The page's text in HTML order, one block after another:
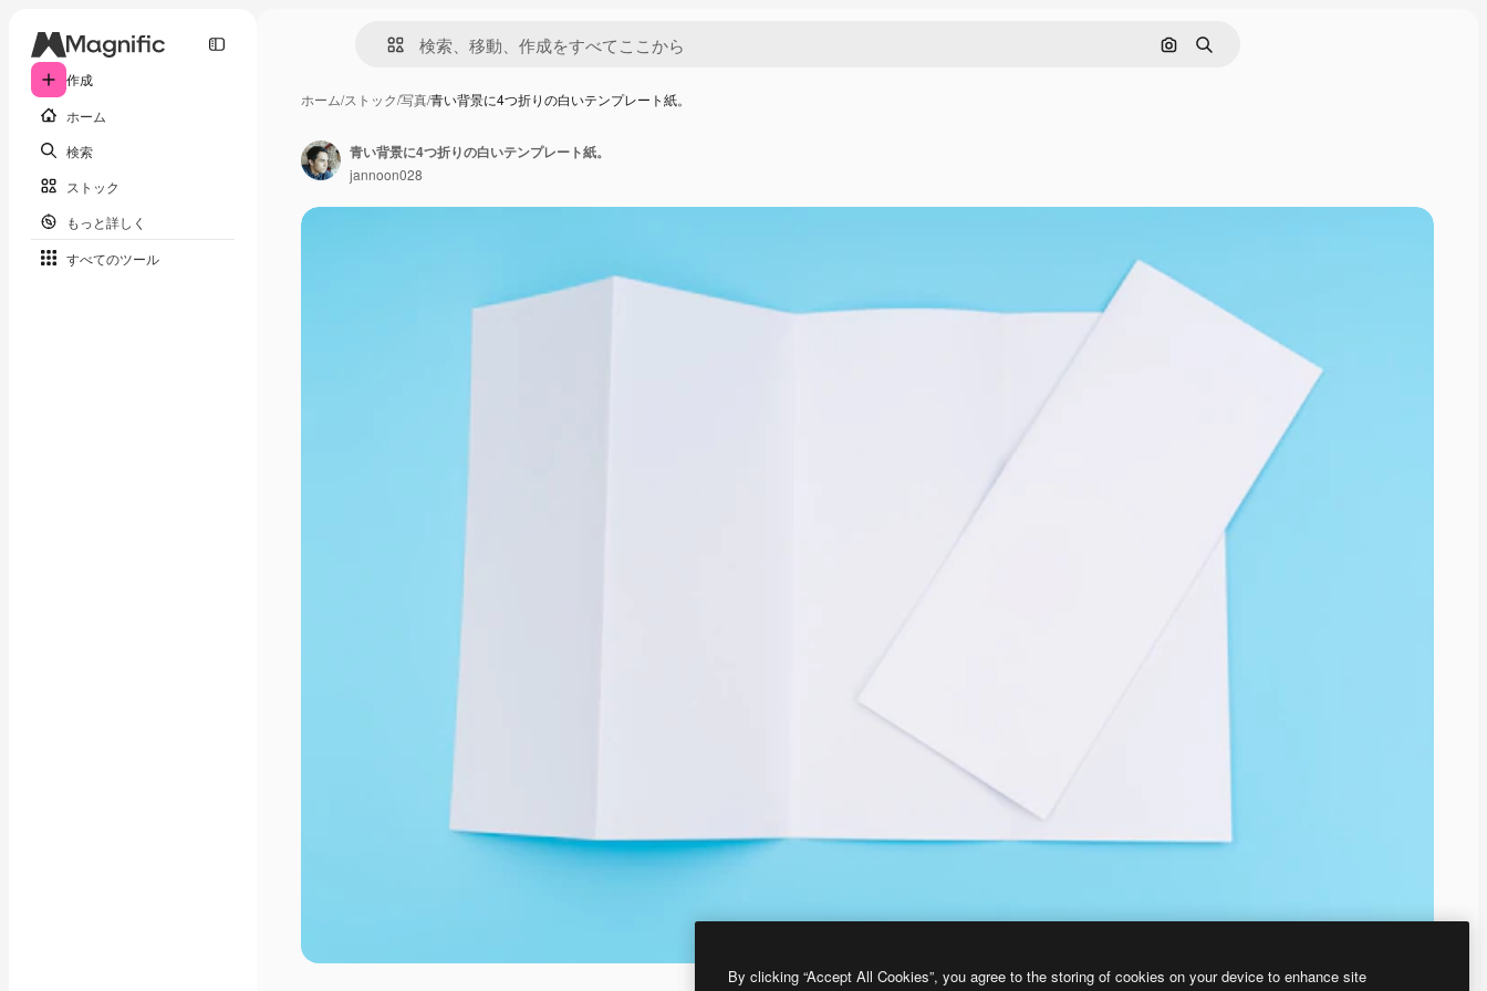
作成
ホーム
検索
ストック
もっと詳しく
すべてのツール
画像で検索
検索
ホーム/ストック/写真/青い背景に4つ折りの白いテンプレート紙。
青い背景に4つ折りの白いテンプレート紙。
jannoon028
By clicking “Accept All Cookies”, you agree to the storing of cookies on your device to enhance site